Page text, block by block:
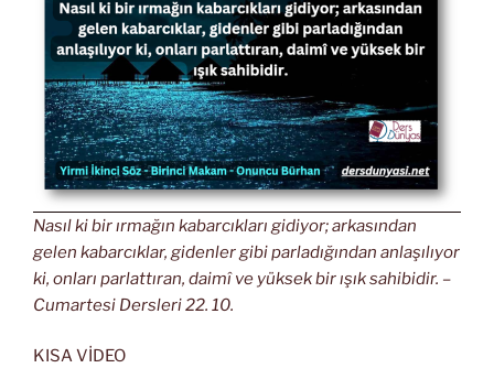
Nasıl ki bir ırmağın kabarcıkları gidiyor; arkasından
gelen kabarcıklar, gidenler gibi parladığından anlaşılıyor
ki, onları parlattıran, daimî ve yüksek bir ışık sahibidir. –
Cumartesi Dersleri 22. 10.
KISA VİDEO